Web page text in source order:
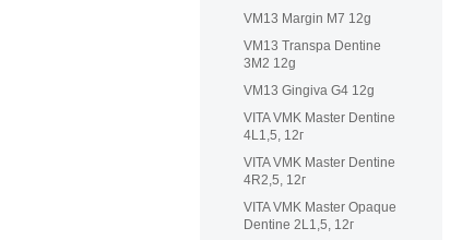
VM13 Margin M7 12g
VM13 Transpa Dentine
3M2 12g
VM13 Gingiva G4 12g
VITA VMK Master Dentine
4L1,5, 12г
VITA VMK Master Dentine
4R2,5, 12г
VITA VMK Master Opaque
Dentine 2L1,5, 12г